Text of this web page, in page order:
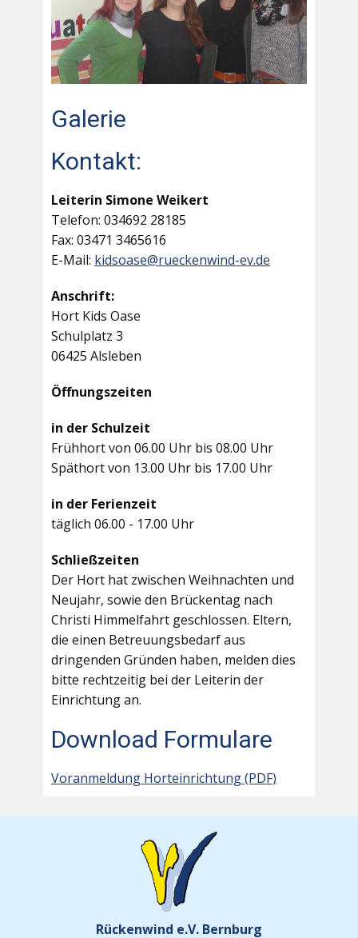
Galerie
Kontakt:
Leiterin Simone Weikert
Telefon: 034692 28185
Fax: 03471 3465616
E-Mail: kidsoase@rueckenwind-ev.de
Anschrift:
Hort Kids Oase
Schulplatz 3
06425 Alsleben
Öffnungszeiten
in der Schulzeit
Frühhort von 06.00 Uhr bis 08.00 Uhr
Späthort von 13.00 Uhr bis 17.00 Uhr
in der Ferienzeit
täglich 06.00 - 17.00 Uhr
Schließzeiten
Der Hort hat zwischen Weihnachten und
Neujahr, sowie den Brückentag nach
Christi Himmelfahrt geschlossen. Eltern,
die einen Betreuungsbedarf aus
dringenden Gründen haben, melden dies
bitte rechtzeitig bei der Leiterin der
Einrichtung an.
Download Formulare
Voranmeldung Horteinrichtung (PDF)
Rückenwind e.V. Bernburg